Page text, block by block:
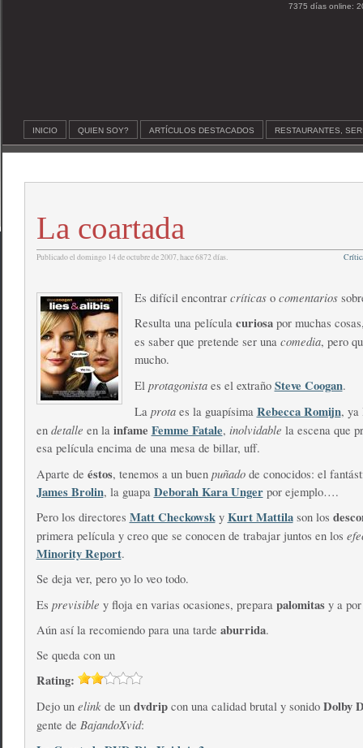
7375 días online:
INICIO QUIEN SOY? ARTÍCULOS DESTACADOS RESTAURANTES,
La coartada
Publicado el domingo 14 de octubre de 2007, hace 6872 días.
Es difícil encontrar críticas o comentarios
Resulta una película curiosa por muchas
es saber que pretende ser una comedia, pero
mucho.
El protagonista es el extraño Steve Coogan.
La prota es la guapísima Rebecca Romijn, ya
en detalle en la infame Femme Fatale, inolvidable la escena que
esa película encima de una mesa de billar, uff.
Aparte de éstos, tenemos a un buen puñado de conocidos: el
James Brolin, la guapa Deborah Kara Ungerpor ejemplo….
Pero los directores Matt Checkowsky Kurt Mattilason los
primera película y creo que se conocen de trabajar juntos en los
Minority Report.
Se deja ver, pero yo lo veo todo.
Es previsible y floja en varias ocasiones, prepara palomitas y a
Aún así la recomiendo para una tarde aburrida.
Se queda con un
Rating:
Dejo un elink de un dvdrip con una calidad brutal y sonido Dolby
gente de BajandoXvid: